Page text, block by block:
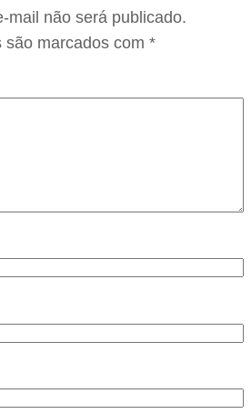
mail não será publicado.
são marcados com *